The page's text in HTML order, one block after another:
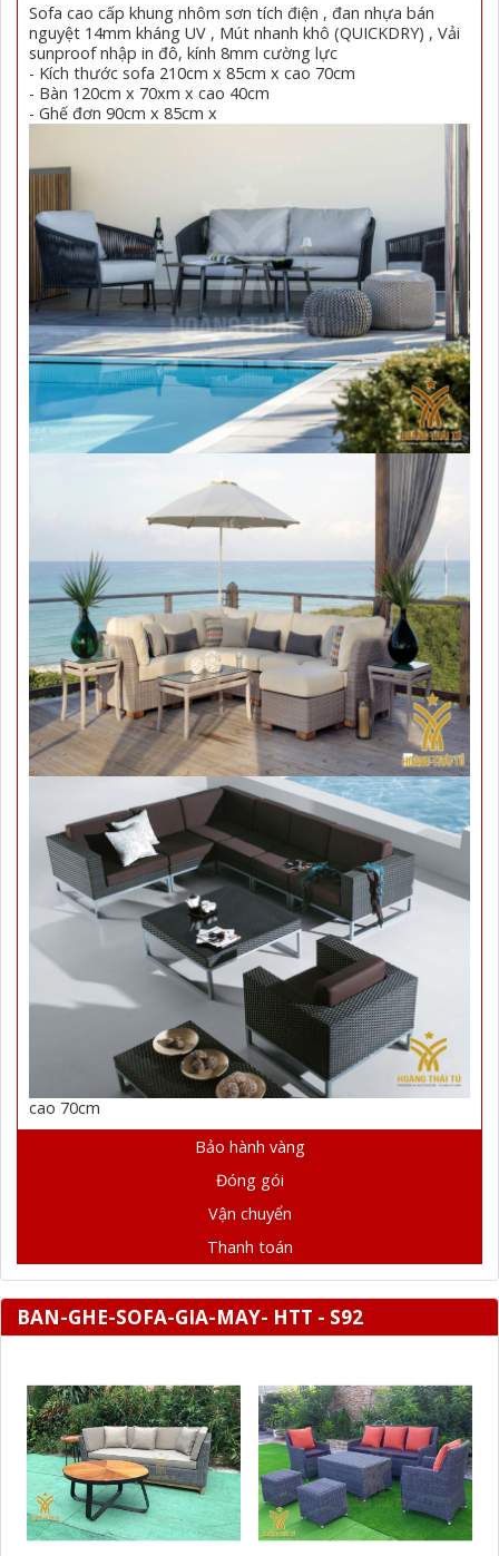
Sofa cao cấp khung nhôm sơn tích điện , đan nhựa bán
nguyệt 14mm kháng UV , Mút nhanh khô (QUICKDRY) , Vải
sunproof nhập in đô, kính 8mm cường lực
- Kích thước sofa 210cm x 85cm x cao 70cm
- Bàn 120cm x 70xm x cao 40cm
- Ghế đơn 90cm x 85cm x
cao 70cm
Bảo hành vàng
Đóng gói
Vận chuyển
Thanh toán
BAN-GHE-SOFA-GIA-MAY- HTT - S92